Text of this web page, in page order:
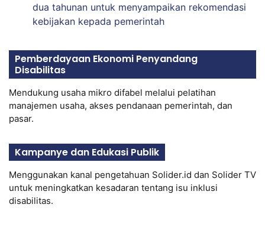
dua tahunan untuk menyampaikan rekomendasi
kebijakan kepada pemerintah
Pemberdayaan Ekonomi Penyandang
Disabilitas
Mendukung usaha mikro difabel melalui pelatihan
manajemen usaha, akses pendanaan pemerintah, dan
pasar.
Kampanye dan Edukasi Publik
Menggunakan kanal pengetahuan Solider.id dan Solider TV
untuk meningkatkan kesadaran tentang isu inklusi
disabilitas.